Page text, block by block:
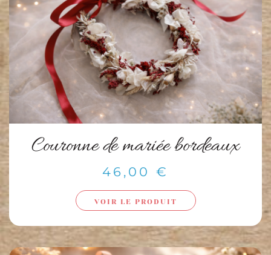
Couronne de mariée bordeaux
46,00 €
VOIR LE PRODUIT